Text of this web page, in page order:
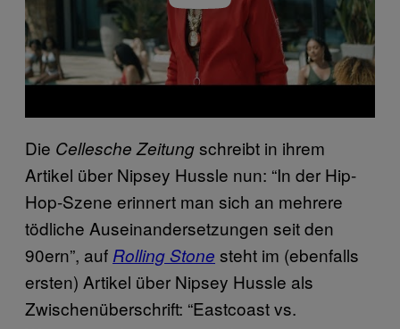
Die Cellesche Zeitungschreibt in ihrem
Artikel über Nipsey Hussle nun: “In der Hip-
Hop-Szene erinnert man sich an mehrere
tödliche Auseinandersetzungen seit den
90ern”, auf Rolling Stone steht im (ebenfalls
ersten) Artikel über Nipsey Hussle als
Zwischenüberschrift: “Eastcoast vs.